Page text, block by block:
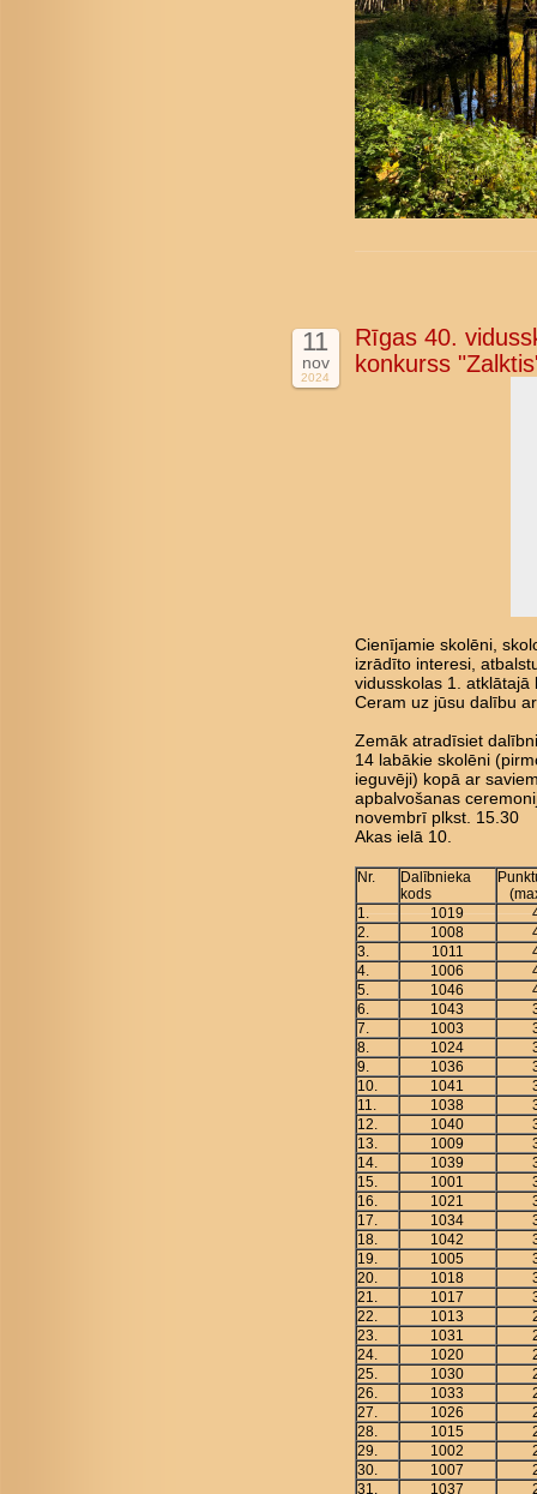
11
nov
2024
Rīgas 40.
konkurss
Cienījamie skolēni,
izrādīto interesi,
vidusskolas 1. atklātajā
Ceram uz jūsu dalību
Zemāk atradīsiet
14 labākie skolēni
ieguvēji) kopā ar
apbalvošanas
novembrī plkst. 15.30
Akas ielā 10.
Nr.
Dalībnieka
kods
1.
1019
2.
1008
3.
1011
4.
1006
5.
1046
6.
1043
7.
1003
8.
1024
9.
1036
10.
1041
11.
1038
12.
1040
13.
1009
14.
1039
15.
1001
16.
1021
17.
1034
18.
1042
19.
1005
20.
1018
21.
1017
22.
1013
23.
1031
24.
1020
25.
1030
26.
1033
27.
1026
28.
1015
29.
1002
30.
1007
31.
1037